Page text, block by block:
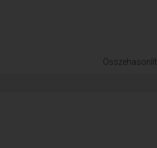
Összehasonlít